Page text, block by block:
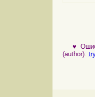
♥
(author):